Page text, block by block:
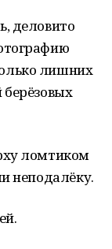
деловито
лишних
берёзовых
ломтиком
неподалёку.